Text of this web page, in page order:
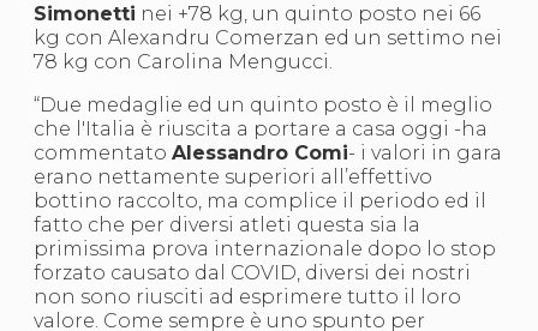
FAQ
Quesiti fiscali
Sostenibilità
Documenti
Simonetti nei +78 kg, un quinto posto nei 66
kg con Alexandru Comerzan ed un settimo nei
78 kg con Carolina Mengucci.
“Due medaglie ed un quinto posto è il meglio
che l'Italia è riuscita a portare a casa oggi -ha
commentatoAlessandro Comi- i valori in gara
erano nettamente superiori all’effettivo
bottino raccolto, ma complice il periodo ed il
fatto che per diversi atleti questa sia la
primissima prova internazionale dopo lo stop
forzato causato dal COVID, diversi dei nostri
non sono riusciti ad esprimere tutto il loro
valore. Come sempre è uno spunto per